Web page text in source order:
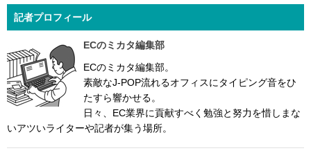
記者プロフィール
ECのミカタ編集部
ECのミカタ編集部。
素敵なJ-POP流れるオフィスにタイピング音をひ
たすら響かせる。
日々、EC業界に貢献すべく勉強と努力を惜しまな
いアツいライターや記者が集う場所。